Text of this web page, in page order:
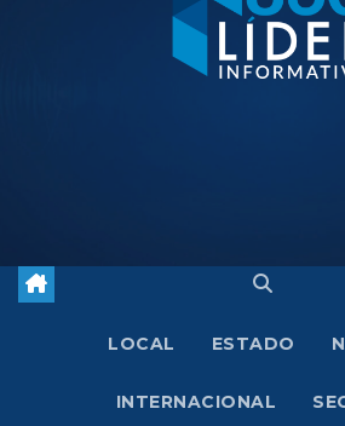
LOCAL ESTADO
INTERNACIONAL